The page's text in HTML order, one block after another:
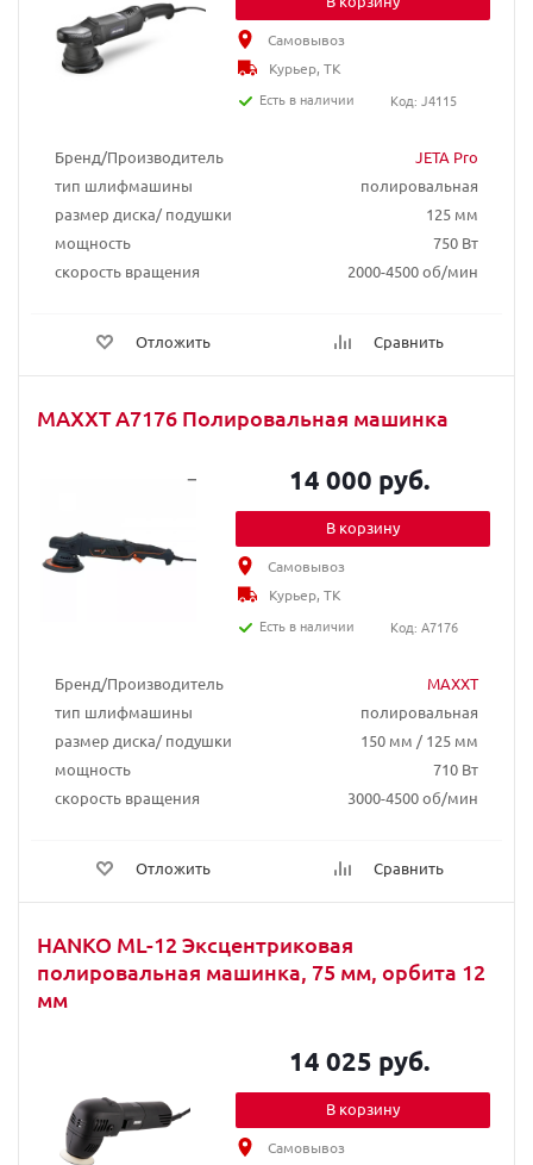
Бренд/Производитель
JETA Pro
тип шлифмашины
полировальная
размер диска/ подушки
125 мм
мощность
750 Вт
скорость вращения
2000-4500 об/мин
Отложить Сравнить
Самовывоз
Курьер, ТК
Есть в наличии
Код: J4115
MAXXT A7176 Полировальная машинка
Бренд/Производитель
MAXXT
тип шлифмашины
полировальная
размер диска/ подушки
150 мм / 125 мм
мощность
710 Вт
скорость вращения
3000-4500 об/мин
Отложить Сравнить
14 000 руб.
В корзину
Самовывоз
Курьер, ТК
Есть в наличии
Код: A7176
HANKO ML-12 Эксцентриковая
полировальная машинка, 75 мм, орбита 12
мм
14 025 руб.
В корзину
Самовывоз